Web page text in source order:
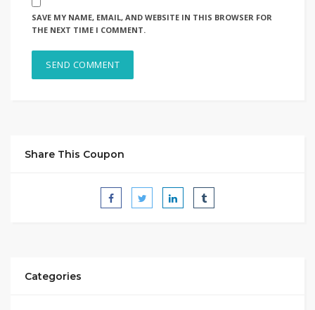
SAVE MY NAME, EMAIL, AND WEBSITE IN THIS BROWSER FOR
THE NEXT TIME I COMMENT.
Share This Coupon
Categories